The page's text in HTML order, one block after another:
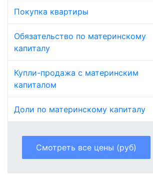
Покупка квартиры
Обязательство по материнскому
капиталу
Купли-продажа с материнским
капиталом
Доли по материнскому капиталу
Смотреть все цены (руб)